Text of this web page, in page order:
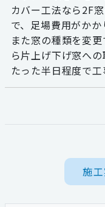
カバー工法なら2F
で、足場費用がかか
また窓の種類を変
ら片上げ下げ窓への
たった半日程度で工
施